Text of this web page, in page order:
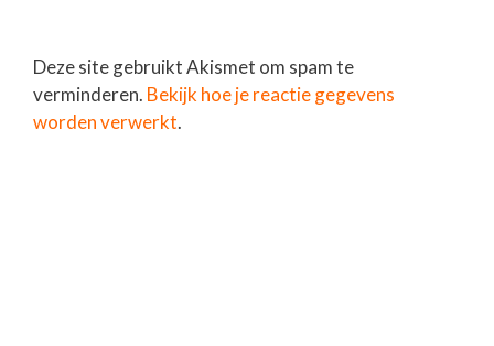
Deze site gebruikt Akismet om spam te
verminderen. Bekijk hoe je reactie gegevens
worden verwerkt.